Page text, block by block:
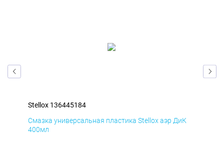
Stellox 136445184
Смазка универсальная пластика Stellox аэр ДиК
400мл